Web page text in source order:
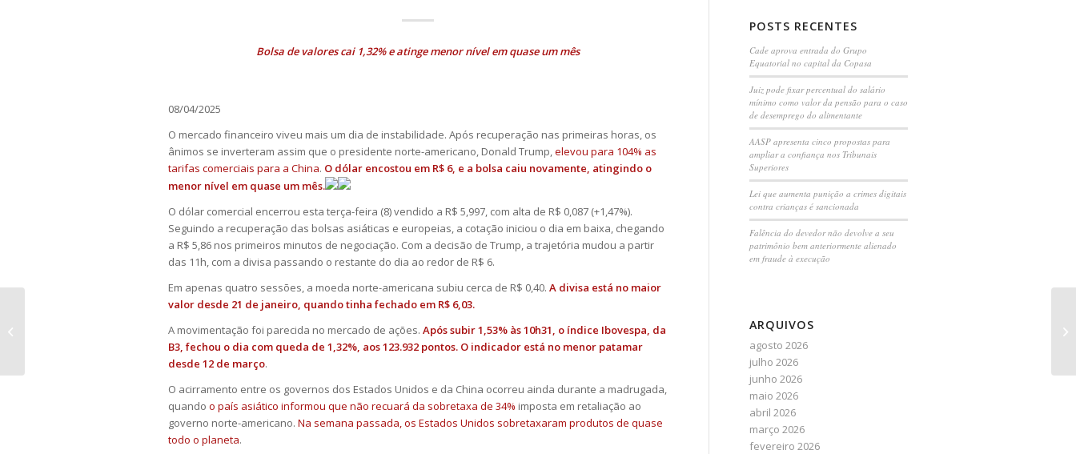
Bolsa de valores cai 1,32% e atinge menor nível em quase um mês
08/04/2025
O mercado financeiro viveu mais um dia de instabilidade. Após recuperação nas primeiras horas, os
ânimos se inverteram assim que o presidente norte-americano, Donald Trump,elevou para 104% as
tarifas comerciais para a China. O dólar encostou em R$ 6, e a bolsa caiu novamente, atingindo o
menor nível em quase um mês.
O dólar comercial encerrou esta terça-feira (8) vendido a R$ 5,997, com alta de R$ 0,087 (+1,47%).
Seguindo a recuperação das bolsas asiáticas e europeias, a cotação iniciou o dia em baixa, chegando
a R$ 5,86 nos primeiros minutos de negociação. Com a decisão de Trump, a trajetória mudou a partir
das 11h, com a divisa passando o restante do dia ao redor de R$ 6.
Em apenas quatro sessões, a moeda norte-americana subiu cerca de R$ 0,40. A divisa está no maior
valor desde 21 de janeiro, quando tinha fechado em R$ 6,03.
A movimentação foi parecida no mercado de ações. Após subir 1,53% às 10h31, o índice Ibovespa, da
B3, fechou o dia com queda de 1,32%, aos 123.932 pontos. O indicador está no menor patamar
desde 12 de março.
O acirramento entre os governos dos Estados Unidos e da China ocorreu ainda durante a madrugada,
quando o país asiático informou que não recuará da sobretaxa de 34% imposta em retaliação ao
governo norte-americano. Na semana passada, os Estados Unidos sobretaxaram produtos de quase
todo o planeta.
POSTS RECENTES
Cade aprova entrada do Grupo
Equatorial no capital da Copasa
Juiz pode fixar percentual do salário
mínimo como valor da pensão para o caso
de desemprego do alimentante
AASP apresenta cinco propostas para
ampliar a confiança nos Tribunais
Superiores
Lei que aumenta punição a crimes digitais
contra crianças é sancionada
Falência do devedor não devolve a seu
patrimônio bem anteriormente alienado
em fraude à execução
ARQUIVOS
agosto 2026
julho 2026
junho 2026
maio 2026
abril 2026
março 2026
fevereiro 2026